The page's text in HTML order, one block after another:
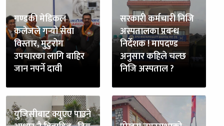
गण्डकी मेडिकल
कलेजले गर्‍यो सेवा
विस्तार, मुटुरोग
उपचारका लागि बाहिर
जान नपर्ने दावी
सरकारी कर्मचारी निजि
अस्पतालका प्रबन्ध
निर्देशक ! मापदण्ड
अनुसार कहिले चल्छ
निजि अस्पताल ?
युजिसीबाट क्युएए पाउने